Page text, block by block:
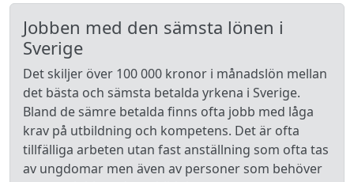
Jobben med den sämsta lönen i
Sverige
Det skiljer över 100 000 kronor i månadslön mellan
det bästa och sämsta betalda yrkena i Sverige.
Bland de sämre betalda finns ofta jobb med låga
krav på utbildning och kompetens. Det är ofta
tillfälliga arbeten utan fast anställning som ofta tas
av ungdomar men även av personer som behöver